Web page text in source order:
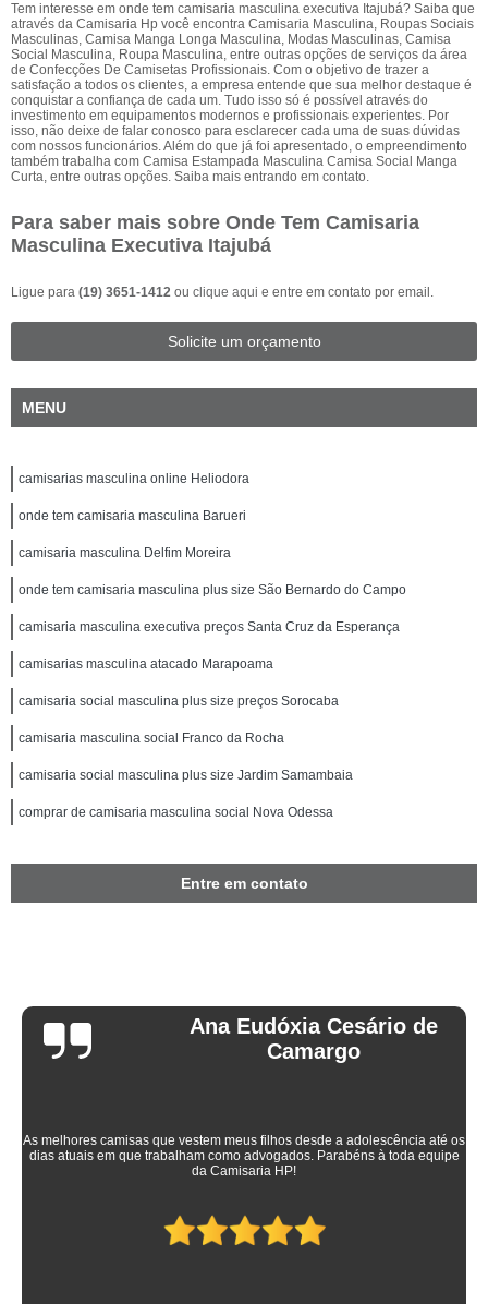
Tem interesse em onde tem camisaria masculina executiva Itajubá? Saiba que
através da Camisaria Hp você encontra Camisaria Masculina, Roupas Sociais
Masculinas, Camisa Manga Longa Masculina, Modas Masculinas, Camisa
Social Masculina, Roupa Masculina, entre outras opções de serviços da área
de Confecções De Camisetas Profissionais. Com o objetivo de trazer a
satisfação a todos os clientes, a empresa entende que sua melhor destaque é
conquistar a confiança de cada um. Tudo isso só é possível através do
investimento em equipamentos modernos e profissionais experientes. Por
isso, não deixe de falar conosco para esclarecer cada uma de suas dúvidas
com nossos funcionários. Além do que já foi apresentado, o empreendimento
também trabalha com Camisa Estampada Masculina Camisa Social Manga
Curta, entre outras opções. Saiba mais entrando em contato.
Para saber mais sobre Onde Tem Camisaria
Masculina Executiva Itajubá
Ligue para (19) 3651-1412 ou clique aqui e entre em contato por email.
Solicite um orçamento
MENU
camisarias masculina online Heliodora
onde tem camisaria masculina Barueri
camisaria masculina Delfim Moreira
onde tem camisaria masculina plus size São Bernardo do Campo
camisaria masculina executiva preços Santa Cruz da Esperança
camisarias masculina atacado Marapoama
camisaria social masculina plus size preços Sorocaba
camisaria masculina social Franco da Rocha
camisaria social masculina plus size Jardim Samambaia
comprar de camisaria masculina social Nova Odessa
Entre em contato
Ana Eudóxia Cesário de
Camargo
As melhores camisas que vestem meus filhos desde a adolescência até os
dias atuais em que trabalham como advogados. Parabéns à toda equipe
da Camisaria HP!